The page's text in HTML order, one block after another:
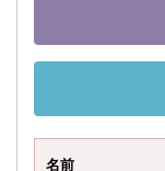
名前